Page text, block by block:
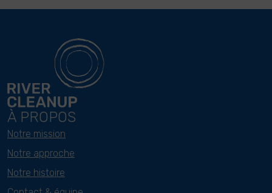
À PROPOS
Notre mission
Notre approche
Notre histoire